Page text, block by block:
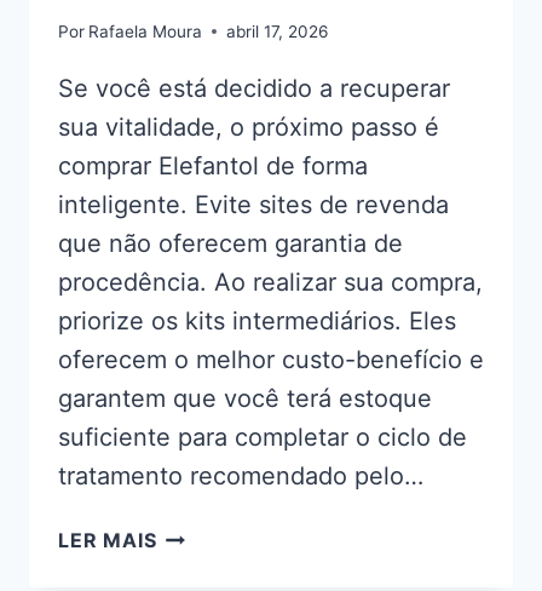
Por Rafaela Moura abril 17, 2026
Se você está decidido a recuperar
sua vitalidade, o próximo passo é
comprar Elefantol de forma
inteligente. Evite sites de revenda
que não oferecem garantia de
procedência. Ao realizar sua compra,
priorize os kits intermediários. Eles
oferecem o melhor custo-benefício e
garantem que você terá estoque
suficiente para completar o ciclo de
tratamento recomendado pelo…
LER MAISELEFANTOL